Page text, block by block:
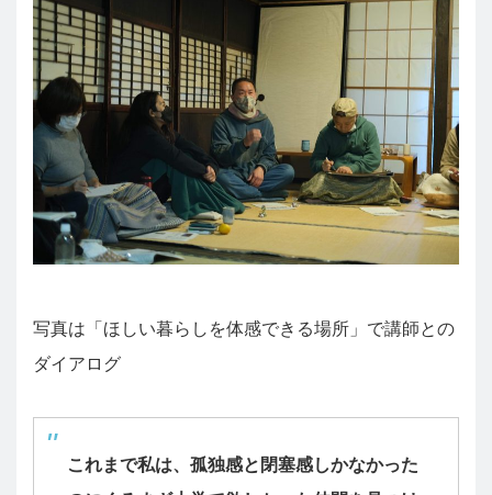
写真は「ほしい暮らしを体感できる場所」で講師との
ダイアログ
これまで私は、孤独感と閉塞感しかなかった